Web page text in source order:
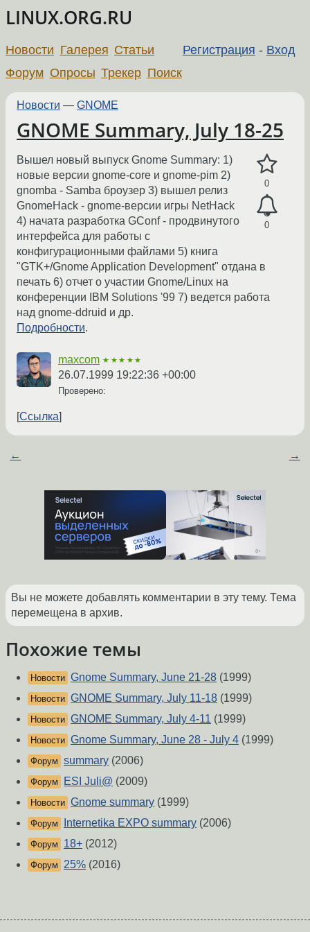
LINUX.ORG.RU
Регистрация - Вход
Новости Галерея Статьи
Форум Опросы Трекер Поиск
Новости — GNOME
GNOME Summary, July 18-25
0
0
Вышел новый выпуск Gnome Summary: 1)
новые версии gnome-core и gnome-pim 2)
gnomba - Samba броузер 3) вышел релиз
GnomeHack - gnome-версии игры NetHack
4) начата разработка GConf - продвинутого
интерфейса для работы с
конфигурационными файлами 5) книга
"GTK+/Gnome Application Development" отдана в
печать 6) отчет о участии Gnome/Linux на
конференции IBM Solutions '99 7) ведется работа
над gnome-ddruid и др.
Подробности.
maxcom ★★★★★
26.07.1999 19:22:36 +00:00
Проверено:
Ссылка
← →
Вы не можете добавлять комментарии в эту тему. Тема
перемещена в архив.
Похожие темы
Новости Gnome Summary, June 21-28 (1999)
Новости GNOME Summary, July 11-18 (1999)
Новости GNOME Summary, July 4-11 (1999)
Новости Gnome Summary, June 28 - July 4 (1999)
Форум summary (2006)
Форум ESI Juli@ (2009)
Новости Gnome summary (1999)
Форум Internetika EXPO summary (2006)
Форум 18+ (2012)
Форум 25% (2016)